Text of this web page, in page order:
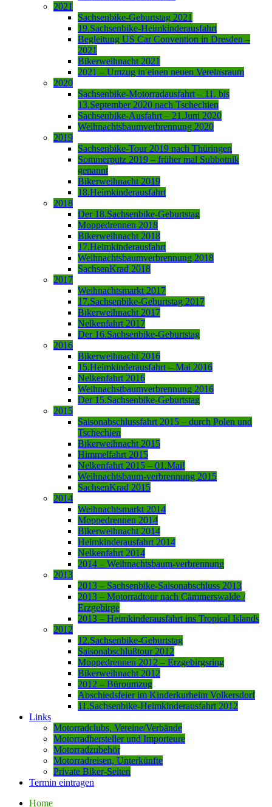
2021
Sachsenbike-Geburtstag 2021
19.Sachsenbike-Heimkinderausfahrt
Begleitung US Car Convention in Dresden –
2021
Bikerweihnacht 2021
2021 – Umzug in einen neuen Vereinsraum
2020
Sachsenbike-Motorradausfahrt – 11. bis
13.September 2020 nach Tschechien
Sachsenbike-Ausfahrt – 21.Juni 2020
Weihnachtsbaumverbrennung 2020
2019
Sachsenbike-Tour 2019 nach Thüringen
Sommerputz 2019 – früher mal Subbotnik
genannt
Bikerweihnacht 2019
18.Heimkinderausfahrt
2018
Der 18.Sachsenbike-Geburtstag
Moppedrennen 2018
Bikerweihnacht 2018
17.Heimkinderausfahrt
Weihnachtsbaumverbrennung 2018
SachsenKrad 2018
2017
Weihnachtsmarkt 2017
17.Sachsenbike-Geburtstag 2017
Bikerweihnacht 2017
Nelkenfahrt 2017
Der 16.Sachsenbike-Geburtstag
2016
Bikerweihnacht 2016
15.Heimkinderausfahrt – Mai 2016
Nelkenfahrt 2016
Weihnachstbaumverbrennung 2016
Der 15.Sachsenbike-Geburtstag
2015
Saisonabschlussfahrt 2015 – durch Polen und
Tschechien
Bikerweihnacht 2015
Himmelfahrt 2015
Nelkenfahrt 2015 – 01.Mai!
Weihnachtsbaum-verbrennung 2015
SachsenKrad 2015
2014
Weihnachtsmarkt 2014
Moppedrennen 2014
Bikerweihnacht 2014
Heimkinderausfahrt 2014
Nelkenfahrt 2014
2014 – Weihnachtsbaum-verbrennung
2013
2013 – Sachsenbike-Saisonabschluss 2013
2013 – Motorradtour nach Cämmerswalde /
Erzgebirge
2013 – Heimkinderausfahrt ins Tropical Islands
2012
12.Sachsenbike-Geburtstag
Saisonabschlußtour 2012
Moppedrennen 2012 – Erzgebirgsring
Bikerweihnacht 2012
2012 – Büroumzug
Abschiedsfeier im Kinderkurheim Volkersdorf
11.Sachsenbike-Heimkinderausfahrt 2012
Links
Motorradclubs, Vereine/Verbände
Motorradhersteller und Importeure
Motorradzubehör
Motorradreisen, Unterkünfte
Private Biker-Seiten
Termin eintragen
Home